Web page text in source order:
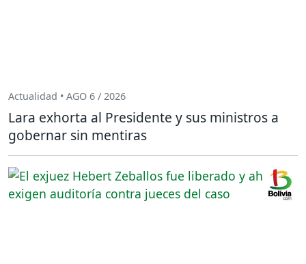
Actualidad • AGO 6 / 2026
Lara exhorta al Presidente y sus ministros a
gobernar sin mentiras